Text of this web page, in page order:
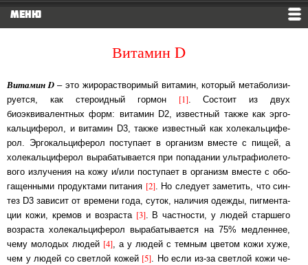
МЕНЮ
Витамин D
Витамин D– это жирорастворимый витамин, который ме­та­бо­ли­зи­
ру­ет­ся, как сте­роид­ный гор­мон [1]. Состоит из двух
биоэквивалентных форм: витамин D2, из­вест­ный так­же как эр­го­
каль­ци­фе­рол, и витамин D3, также известный как хо­ле­каль­ци­фе­
рол. Эр­го­каль­ци­фе­рол поступает в организм вместе с пищей, а
хо­ле­каль­ци­фе­рол вы­ра­ба­ты­ва­ет­ся при попадании ультра­фио­ле­то­
во­го излучения на кожу и/или пос­ту­па­ет в ор­га­низм вмес­те с обо­
га­щен­ны­ми продуктами питания [2]. Но сле­ду­ет за­ме­тить, что син­
тез D3 зависит от времени года, суток, наличия одежды, пиг­мен­та­
ции ко­жи, кремов и возраста [3]. В частности, у людей старшего
возраста хо­ле­каль­ци­фе­рол вы­ра­ба­ты­ва­ет­ся на 75% медленнее,
чему молодых людей [4] , а у лю­дей с тем­ным цве­том кожи хуже,
чем у людей со светлой кожей [5] . Но если из-за свет­лой ко­жи че­